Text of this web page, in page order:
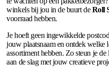
winkels bij jou in de buurt deRoll
voorraad hebben.
Je hoeft geen ingewikkelde
jouw plaatsnaam en ontdek
assortiment hebben. Zo steun je
aan de slag met jouw creatieve